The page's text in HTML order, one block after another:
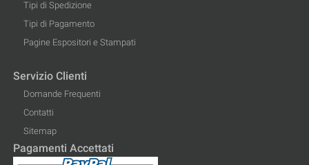
Tipi di Spedizione
Tipi di Pagamento
Pagine Espositori e Stampati
Servizio Clienti
Domande Frequenti
Contatti
Sitemap
Pagamenti Accettati